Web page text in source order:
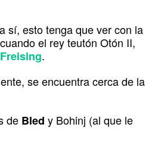
sí, esto tenga que ver con la
el rey teutón Otón II,
.
se encuentra cerca de la
de Bled y Bohinj (al que le